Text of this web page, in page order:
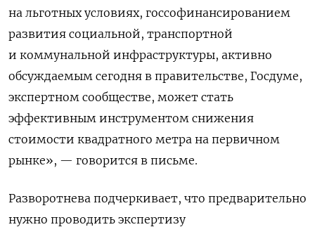
на льготных условиях, госсофинансированием
развития социальной, транспортной
и коммунальной инфраструктуры, активно
обсуждаемым сегодня в правительстве, Госдуме,
экспертном сообществе, может стать
эффективным инструментом снижения
стоимости квадратного метра на первичном
рынке», — говорится в письме.
Разворотнева подчеркивает, что предварительно
нужно проводить экспертизу